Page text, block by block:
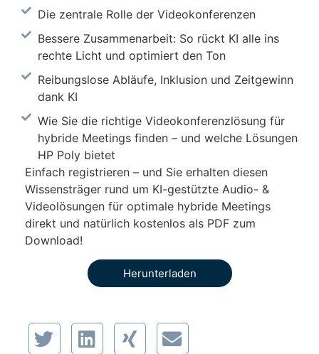
Die zentrale Rolle der Videokonferenzen
Bessere Zusammenarbeit: So rückt KI alle ins
rechte Licht und optimiert den Ton
Reibungslose Abläufe, Inklusion und Zeitgewinn
dank KI
Wie Sie die richtige Videokonferenzlösung für
hybride Meetings finden – und welche Lösungen
HP Poly bietet
Einfach registrieren – und Sie erhalten diesen
Wissensträger rund um KI-gestützte Audio- &
Videolösungen für optimale hybride Meetings
direkt und natürlich kostenlos als PDF zum
Download!
Herunterladen